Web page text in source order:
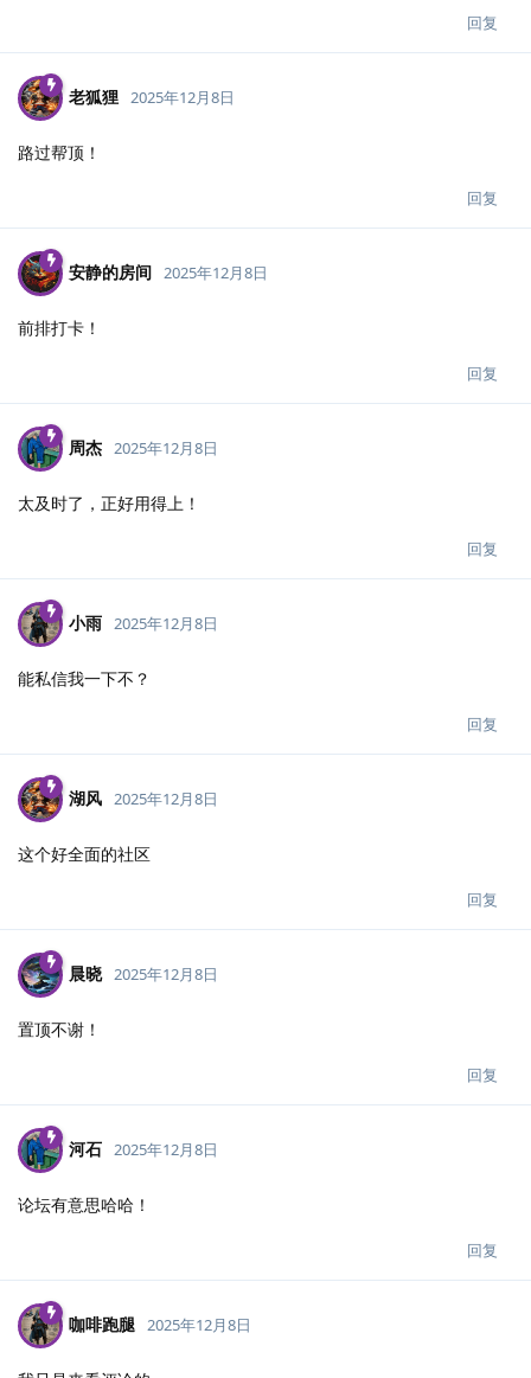
回复
老狐狸 2025年12月8日
路过帮顶！
回复
安静的房间 2025年12月8日
前排打卡！
回复
周杰 2025年12月8日
太及时了，正好用得上！
回复
小雨 2025年12月8日
能私信我一下不？
回复
湖风 2025年12月8日
这个好全面的社区
回复
晨晓 2025年12月8日
置顶不谢！
回复
河石 2025年12月8日
论坛有意思哈哈！
回复
咖啡跑腿 2025年12月8日